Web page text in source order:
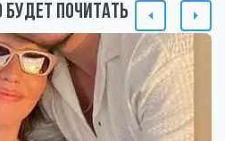
будет почитать